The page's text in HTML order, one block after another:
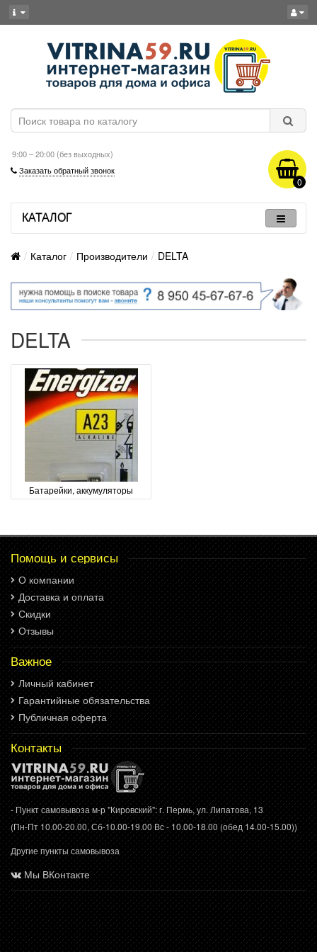
9:00 – 20:00 (без выходных)
Заказать обратный звонок
0
КАТАЛОГ
Каталог Производители DELTA
DELTA
Батарейки, аккумуляторы
Помощь и сервисы
О компании
Доставка и оплата
Скидки
Отзывы
Важное
Личный кабинет
Гарантийные обязательства
Публичная оферта
Контакты
- Пункт самовывоза м-р "Кировский": г. Пермь, ул. Липатова, 13
(Пн-Пт 10.00-20.00, Сб-10.00-19.00 Вс - 10.00-18.00 (обед 14.00-15.00))
Другие пункты самовывоза
Мы ВКонтакте